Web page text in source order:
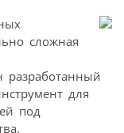
сложная
разработанный
для
под